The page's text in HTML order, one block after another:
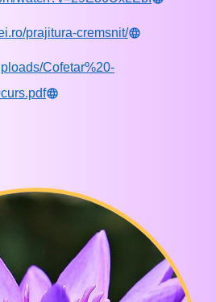
prajitura-cremsnit/
Cofetar%20-